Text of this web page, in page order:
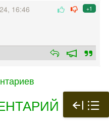
16:46 +1